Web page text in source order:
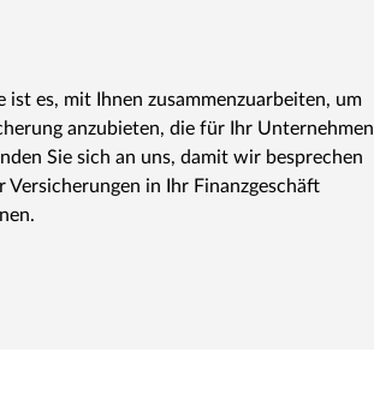
ist es, mit Ihnen zusammenzuarbeiten, um
anzubieten, die für Ihr Unternehmen
Sie sich an uns, damit wir besprechen
Versicherungen in Ihr Finanzgeschäft